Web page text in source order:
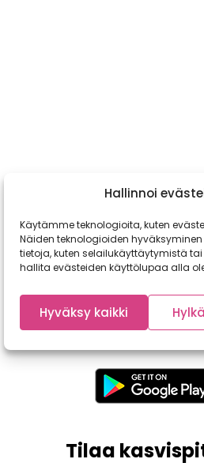
Hallinnoi
Käytämme teknologioita, kuten
Näiden teknologioiden
tietoja, kuten selailukäyttäytymistä
hallita evästeiden käyttölupaa alla
Hyväksy kaikki
Tilaa